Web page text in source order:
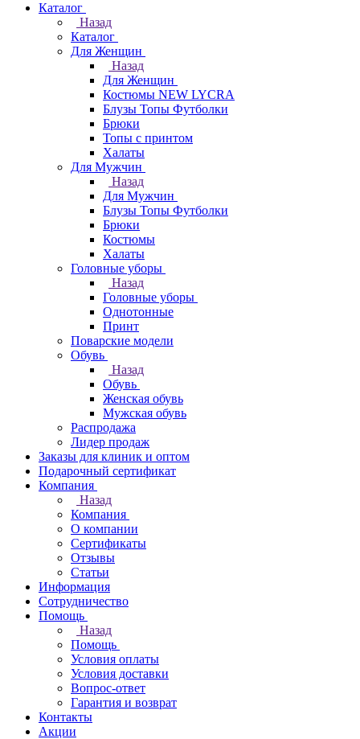
Каталог
Назад
Каталог
Для Женщин
Назад
Для Женщин
Костюмы NEW LYCRA
Блузы Топы Футболки
Брюки
Топы с принтом
Халаты
Для Мужчин
Назад
Для Мужчин
Блузы Топы Футболки
Брюки
Костюмы
Халаты
Головные уборы
Назад
Головные уборы
Однотонные
Принт
Поварские модели
Обувь
Назад
Обувь
Женская обувь
Мужская обувь
Распродажа
Лидер продаж
Заказы для клиник и оптом
Подарочный сертификат
Компания
Назад
Компания
О компании
Сертификаты
Отзывы
Статьи
Информация
Сотрудничество
Помощь
Назад
Помощь
Условия оплаты
Условия доставки
Вопрос-ответ
Гарантия и возврат
Контакты
Акции